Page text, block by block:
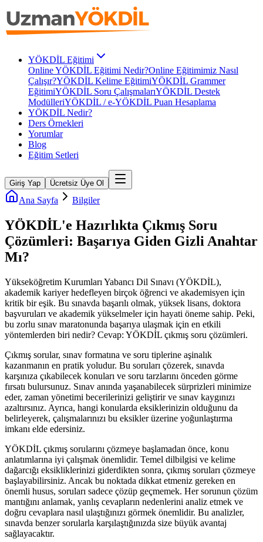
YÖKDİL Eğitimi
Online YÖKDİL Eğitimi Nedir?Online Eğitimimiz Nasıl
Çalışır?YÖKDİL Kelime EğitimiYÖKDİL Grammer
EğitimiYÖKDİL Soru ÇalışmalarıYÖKDİL Destek
ModülleriYÖKDİL / e-YÖKDİL Puan Hesaplama
YÖKDİL Nedir?
Ders Örnekleri
Yorumlar
Blog
Eğitim Setleri
Giriş Yap Ücretsiz Üye Ol
Ana Sayfa Bilgiler
YÖKDİL'e Hazırlıkta Çıkmış Soru
Çözümleri: Başarıya Giden Gizli Anahtar
Mı?
Yükseköğretim Kurumları Yabancı Dil Sınavı (YÖKDİL),
akademik kariyer hedefleyen birçok öğrenci ve akademisyen için
kritik bir eşik. Bu sınavda başarılı olmak, yüksek lisans, doktora
başvuruları ve akademik yükselmeler için hayati öneme sahip. Peki,
bu zorlu sınav maratonunda başarıya ulaşmak için en etkili
yöntemlerden biri nedir? Cevap: YÖKDİL çıkmış soru çözümleri.
Çıkmış sorular, sınav formatına ve soru tiplerine aşinalık
kazanmanın en pratik yoludur. Bu soruları çözerek, sınavda
karşınıza çıkabilecek konuları ve soru tarzlarını önceden görme
fırsatı bulursunuz. Sınav anında yaşanabilecek sürprizleri minimize
eder, zaman yönetimi becerilerinizi geliştirir ve sınav kaygınızı
azaltırsınız. Ayrıca, hangi konularda eksiklerinizin olduğunu da
belirleyerek, çalışmalarınızı bu eksikler üzerine yoğunlaştırma
imkanı elde edersiniz.
YÖKDİL çıkmış sorularını çözmeye başlamadan önce, konu
anlatımlarına iyi çalışmak önemlidir. Temel dilbilgisi ve kelime
dağarcığı eksikliklerinizi giderdikten sonra, çıkmış soruları çözmeye
başlayabilirsiniz. Ancak bu noktada dikkat etmeniz gereken en
önemli husus, soruları sadece çözüp geçmemek. Her sorunun çözüm
mantığını anlamak, yanlış cevapların nedenlerini analiz etmek ve
doğru cevaplara nasıl ulaştığınızı görmek önemlidir. Bu analizler,
sınavda benzer sorularla karşılaştığınızda size büyük avantaj
sağlayacaktır.